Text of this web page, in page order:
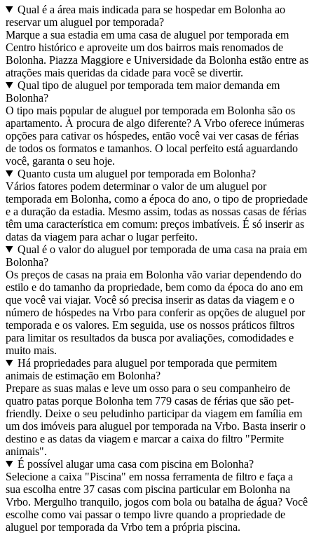
Qual é a área mais indicada para se hospedar em Bolonha ao
reservar um aluguel por temporada?
Marque a sua estadia em uma casa de aluguel por temporada em
Centro histórico e aproveite um dos bairros mais renomados de
Bolonha. Piazza Maggiore e Universidade da Bolonha estão entre as
atrações mais queridas da cidade para você se divertir.
Qual tipo de aluguel por temporada tem maior demanda em
Bolonha?
O tipo mais popular de aluguel por temporada em Bolonha são os
apartamento. À procura de algo diferente? A Vrbo oferece inúmeras
opções para cativar os hóspedes, então você vai ver casas de férias
de todos os formatos e tamanhos. O local perfeito está aguardando
você, garanta o seu hoje.
Quanto custa um aluguel por temporada em Bolonha?
Vários fatores podem determinar o valor de um aluguel por
temporada em Bolonha, como a época do ano, o tipo de propriedade
e a duração da estadia. Mesmo assim, todas as nossas casas de férias
têm uma característica em comum: preços imbatíveis. É só inserir as
datas da viagem para achar o lugar perfeito.
Qual é o valor do aluguel por temporada de uma casa na praia em
Bolonha?
Os preços de casas na praia em Bolonha vão variar dependendo do
estilo e do tamanho da propriedade, bem como da época do ano em
que você vai viajar. Você só precisa inserir as datas da viagem e o
número de hóspedes na Vrbo para conferir as opções de aluguel por
temporada e os valores. Em seguida, use os nossos práticos filtros
para limitar os resultados da busca por avaliações, comodidades e
muito mais.
Há propriedades para aluguel por temporada que permitem
animais de estimação em Bolonha?
Prepare as suas malas e leve um osso para o seu companheiro de
quatro patas porque Bolonha tem 779 casas de férias que são pet-
friendly. Deixe o seu peludinho participar da viagem em família em
um dos imóveis para aluguel por temporada na Vrbo. Basta inserir o
destino e as datas da viagem e marcar a caixa do filtro "Permite
animais".
É possível alugar uma casa com piscina em Bolonha?
Selecione a caixa "Piscina" em nossa ferramenta de filtro e faça a
sua escolha entre 37 casas com piscina particular em Bolonha na
Vrbo. Mergulho tranquilo, jogos com bola ou batalha de água? Você
escolhe como vai passar o tempo livre quando a propriedade de
aluguel por temporada da Vrbo tem a própria piscina.